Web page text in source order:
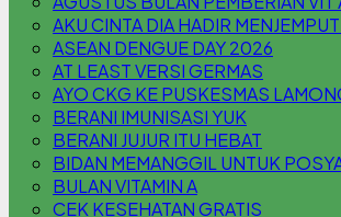
AKU CINTA DIA HADIR
ASEAN DENGUE DAY 2026
AT LEAST VERSI GERMAS
AYO CKG KE PUSKESMAS
BERANI IMUNISASI YUK
BERANI JUJUR ITU HEBAT
BIDAN MEMANGGIL UNTUK
BULAN VITAMIN A
CEK KESEHATAN GRATIS